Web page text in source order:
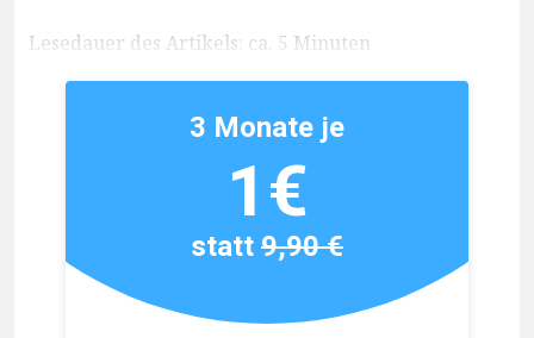
Lesedauer des Artikels: ca. 5 Minuten
3 Monate je
1€
statt9,90 €